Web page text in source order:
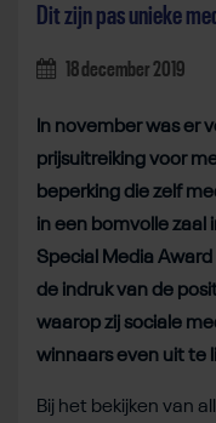
Dit zijn pas unieke
18 december 2019
In november was er
prijsuitreiking voor
beperking die zelf
in een bomvolle zaal
Special Media
de indruk van de
waarop zij sociale
winnaars even uit te
Bij het bekijken van